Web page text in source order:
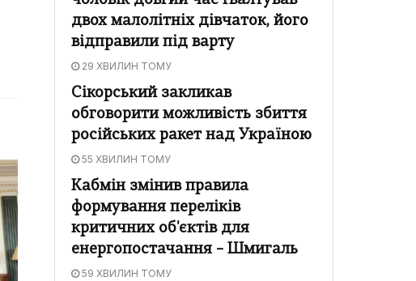
двох малолітніх дівчаток, його
відправили під варту
29 ХВИЛИН ТОМУ
Сікорський закликав
обговорити можливість збиття
російських ракет над Україною
55 ХВИЛИН ТОМУ
Кабмін змінив правила
формування переліків
критичних об'єктів для
енергопостачання – Шмигаль
59 ХВИЛИН ТОМУ